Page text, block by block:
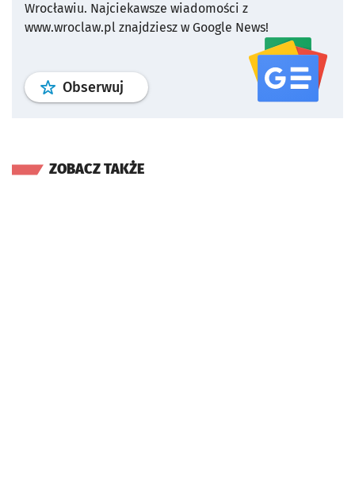
Wrocławiu. Najciekawsze wiadomości z
www.wroclaw.pl znajdziesz w Google News!
Obserwuj profil serwisu
ZOBACZ TAKŻE